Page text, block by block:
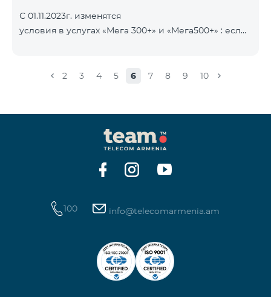
С 01.11.2023г. изменятся
условия в услугах «Мега 300+» и «Мега500+» : если
продлевается, остаток неиспользованного
100 ГБ.
2 3 4 5 6 7 8 9 10
100 info@telecomarmenia.am